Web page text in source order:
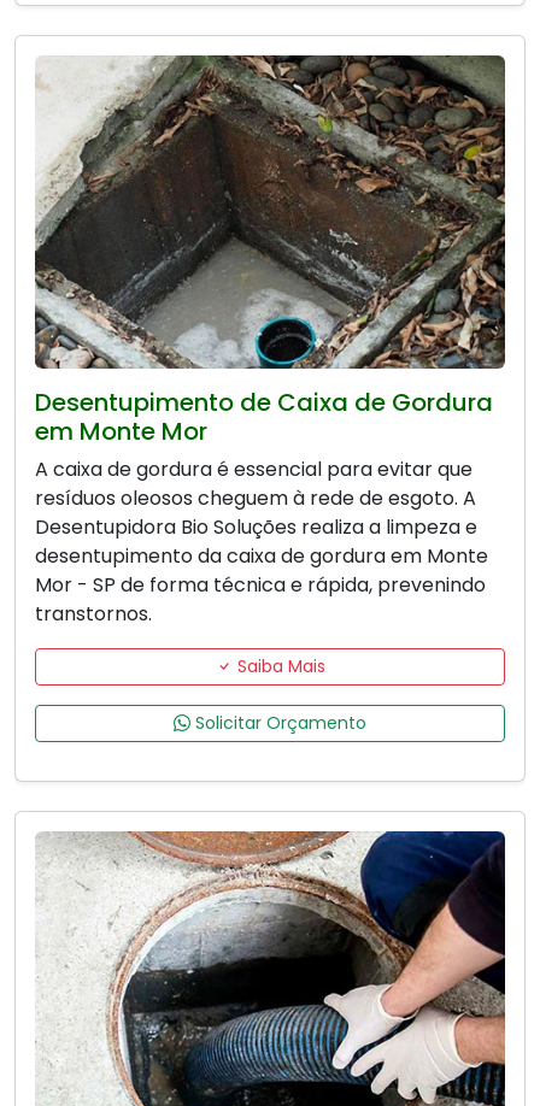
Desentupimento de Caixa de Gordura
em Monte Mor
A caixa de gordura é essencial para evitar que
resíduos oleosos cheguem à rede de esgoto. A
Desentupidora Bio Soluções realiza a limpeza e
desentupimento da caixa de gordura em Monte
Mor - SP de forma técnica e rápida, prevenindo
transtornos.
Saiba Mais
Solicitar Orçamento